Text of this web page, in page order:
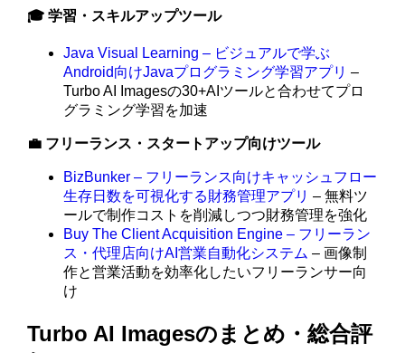
🎓 学習・スキルアップツール
Java Visual Learning – ビジュアルで学ぶ
Android向けJavaプログラミング学習アプリ –
Turbo AI Imagesの30+AIツールと合わせてプロ
グラミング学習を加速
💼 フリーランス・スタートアップ向けツール
BizBunker – フリーランス向けキャッシュフロー
生存日数を可視化する財務管理アプリ – 無料ツ
ールで制作コストを削減しつつ財務管理を強化
Buy The Client Acquisition Engine – フリーラン
ス・代理店向けAI営業自動化システム – 画像制
作と営業活動を効率化したいフリーランサー向
け
Turbo AI Imagesのまとめ・総合評